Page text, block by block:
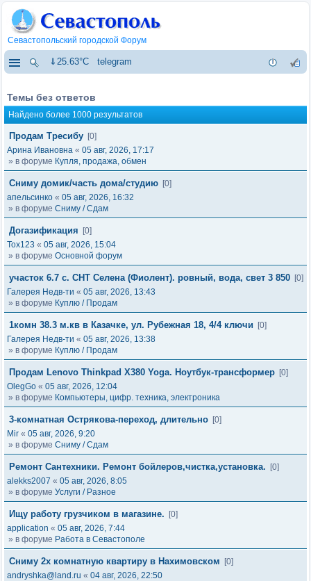
Севастопольский городской Форум
⇓25.63°C telegram
Темы без ответов
Найдено более 1000 результатов
Продам Тресибу [0]
Арина Ивановна « 05 авг, 2026, 17:17
» в форуме Купля, продажа, обмен
Сниму домик/часть дома/студию [0]
апельсинко « 05 авг, 2026, 16:32
» в форуме Сниму / Сдам
Догазификация
[0]
Tox123 « 05 авг, 2026, 15:04
» в форуме Основной форум
участок 6.7 с. СНТ Селена (Фиолент). ровный, вода, свет 3 850 [0]
Галерея Недв-ти « 05 авг, 2026, 13:43
» в форуме Куплю / Продам
1комн 38.3 м.кв в Казачке, ул. Рубежная 18, 4/4 ключи
[0]
Галерея Недв-ти « 05 авг, 2026, 13:38
» в форуме Куплю / Продам
Продам Lenovo Thinkpad X380 Yoga. Ноутбук-трансформер [0]
OlegGo « 05 авг, 2026, 12:04
» в форуме Компьютеры, цифр. техника, электроника
3-комнатная Острякова-переход, длительно [0]
Mir « 05 авг, 2026, 9:20
» в форуме Сниму / Сдам
Ремонт Сантехники. Ремонт бойлеров,чистка,установка.
[0]
alekks2007 « 05 авг, 2026, 8:05
» в форуме Услуги / Разное
Ищу работу грузчиком в магазине.
[0]
application « 05 авг, 2026, 7:44
» в форуме Работа в Севастополе
Сниму 2х комнатную квартиру в Нахимовском
[0]
andryshka@land.ru « 04 авг, 2026, 22:50